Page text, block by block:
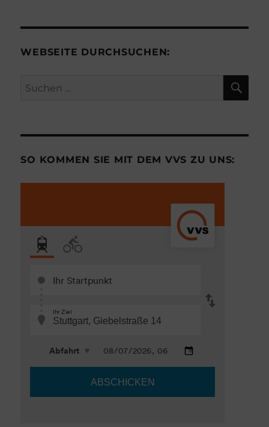
WEBSEITE DURCHSUCHEN:
Suchen
SO KOMMEN SIE MIT DEM VVS ZU UNS: